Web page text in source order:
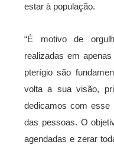
estar à população.
“É motivo de
realizadas em
pterígio são
volta a sua visão,
dedicamos com esse
das pessoas. O
agendadas e zerar